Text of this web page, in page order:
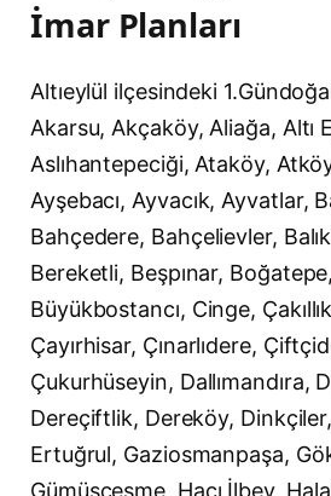
İmar Planları
Altıeylül ilçesindeki
Akarsu, Akçaköy, Aliağa, Altı
Aslıhantepeciği, Ataköy,
Ayşebacı, Ayvacık, Ayvatlar,
Bahçedere, Bahçelievler,
Bereketli, Beşpınar,
Büyükbostancı, Cinge,
Çayırhisar, Çınarlıdere,
Çukurhüseyin, Dallımandıra,
Dereçiftlik, Dereköy,
Ertuğrul, Gaziosmanpaşa,
Gümüsçesme, Hacı İlbey,